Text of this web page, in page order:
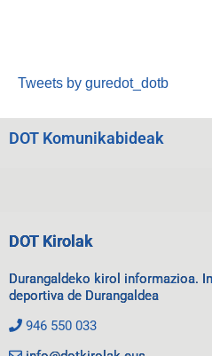
Tweets by guredot_dotb
DOT Komunikabideak
DOT Kirolak
Durangaldeko kirol informazioa.
deportiva de Durangaldea
946 550 033